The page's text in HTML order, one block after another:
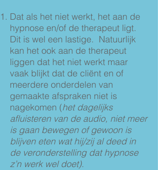
Dat als het niet werkt, het aan de
hypnose en/of de therapeut ligt.
Dit is wel een lastige. Natuurlijk
kan het ook aan de therapeut
liggen dat het niet werkt maar
vaak blijkt dat de cliënt en of
meerdere onderdelen van
gemaakte afspraken niet is
nagekomen (het dagelijks
afluisteren van de audio, niet meer
is gaan bewegen of gewoon is
blijven eten wat hij/zij al deed in
de veronderstelling dat hypnose
z’n werk wel doet).